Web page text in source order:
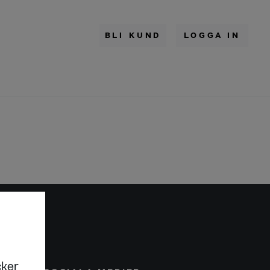
BLI KUND LOGGA IN